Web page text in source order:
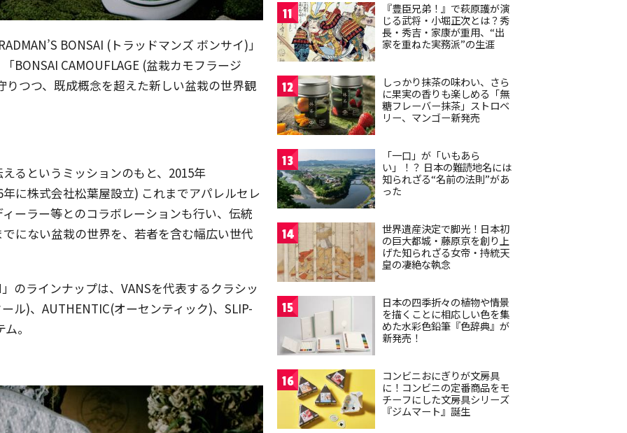
BONSAI (トラッドマンズ ボンサイ)」
BONSAI CAMOUFLAGE (盆栽カモフラージ
つつ、既成概念を超えた新しい盆栽の世界観
るというミッションのもと、2015年
に株式会社松葉屋設立) これまでアパレルセレ
ーラー等とのコラボレーションも行い、伝統
にない盆栽の世界を、若者を含む幅広い世代
のラインナップは、VANSを代表するクラシッ
ル)、AUTHENTIC(オーセンティック)、SLIP-
。
11
『豊臣兄弟！』で萩原護が演
じる武将・小堀正次とは？秀
長・秀吉・家康が重用、“出
家を重ねた実務派”の生涯
12
しっかり抹茶の味わい、さら
に果実の香りも楽しめる「無
糖フレーバー抹茶」ストロベ
リー、マンゴー新発売
13
「一口」が「いもあら
い」！？ 日本の難読地名には
知られざる“名前の法則”があ
った
14
世界遺産決定で脚光！日本初
の巨大都城・藤原京を創り上
げた知られざる女帝・持統天
皇の凄絶な執念
15
日本の四季折々の植物や情景
を描くことに相応しい色を集
めた水彩色鉛筆『色辞典』が
新発売！
16
コンビニおにぎりが文房具
に！コンビニの定番商品をモ
チーフにした文房具シリーズ
『ジムマート』誕生